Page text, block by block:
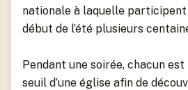
Urbanisme
Règlements et arrêtés
Eau, assainissement
Logements
Plan de secours
Écoles maternelles et
Petite enfance
nationale à laquelle participent
début de l’été plusieurs
Pendant une soirée, chacun
seuil d’une église afin de